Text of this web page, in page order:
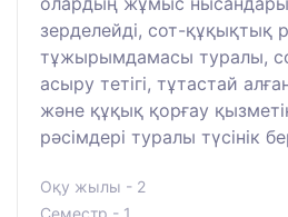
зерделейді, сот-құқықтық
тұжырымдамасы туралы,
асыру тетігі, тұтастай
және құқық қорғау
рәсімдері туралы түсінік
Оқу жылы - 2
Семестр - 1